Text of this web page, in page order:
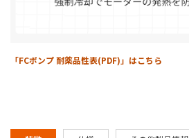
「FCポンプ 耐薬品性表(PDF)」はこちら